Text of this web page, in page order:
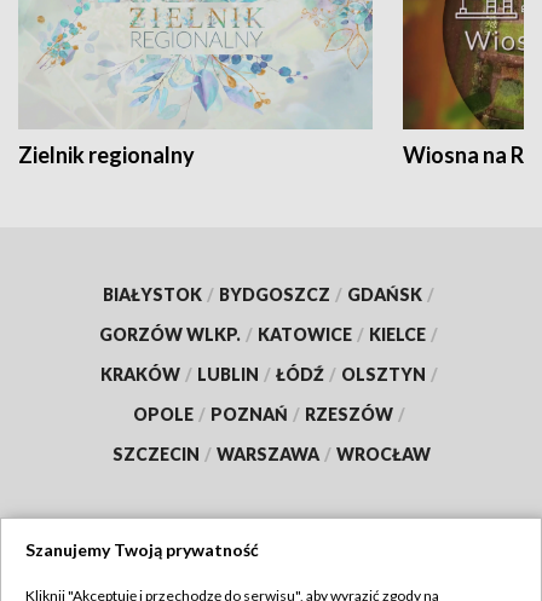
Zielnik regionalny Wiosna na
BIAŁYSTOK / BYDGOSZCZ / GDAŃSK /
GORZÓW WLKP. / KATOWICE / KIELCE /
KRAKÓW / LUBLIN / ŁÓDŹ / OLSZTYN /
OPOLE / POZNAŃ / RZESZÓW /
SZCZECIN / WARSZAWA / WROCŁAW
Szanujemy Twoją prywatność
Kliknij "Akceptuję i przechodzę do serwisu", aby wyrazić zgody na